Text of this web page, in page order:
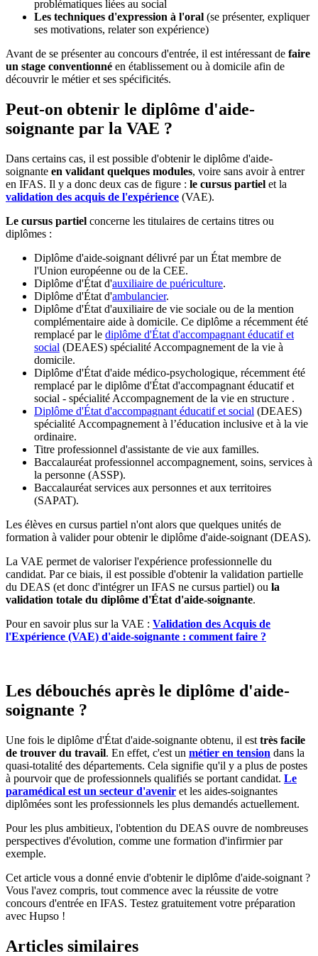
problématiques liées au social
Les techniques d'expression à l'oral (se présenter, expliquer
ses motivations, relater son expérience)
Avant de se présenter au concours d'entrée, il est intéressant de faire
un stage conventionné en établissement ou à domicile afin de
découvrir le métier et ses spécificités.
Peut-on obtenir le diplôme d'aide-
soignante par la VAE ?
Dans certains cas, il est possible d'obtenir le diplôme d'aide-
soignante en validant quelques modules, voire sans avoir à entrer
en IFAS. Il y a donc deux cas de figure : le cursus partiel et la
validation des acquis de l'expérience (VAE).
Le cursus partiel concerne les titulaires de certains titres ou
diplômes :
Diplôme d'aide-soignant délivré par un État membre de
l'Union européenne ou de la CEE.
Diplôme d'État d'auxiliaire de puériculture.
Diplôme d'État d'ambulancier.
Diplôme d'État d'auxiliaire de vie sociale ou de la mention
complémentaire aide à domicile. Ce diplôme a récemment été
remplacé par le diplôme d'État d'accompagnant éducatif et
social (DEAES) spécialité Accompagnement de la vie à
domicile.
Diplôme d'État d'aide médico-psychologique, récemment été
remplacé par le diplôme d'État d'accompagnant éducatif et
social - spécialité Accompagnement de la vie en structure .
Diplôme d'État d'accompagnant éducatif et social (DEAES)
spécialité Accompagnement à l’éducation inclusive et à la vie
ordinaire.
Titre professionnel d'assistante de vie aux familles.
Baccalauréat professionnel accompagnement, soins, services à
la personne (ASSP).
Baccalauréat services aux personnes et aux territoires
(SAPAT).
Les élèves en cursus partiel n'ont alors que quelques unités de
formation à valider pour obtenir le diplôme d'aide-soignant (DEAS).
La VAE permet de valoriser l'expérience professionnelle du
candidat. Par ce biais, il est possible d'obtenir la validation partielle
du DEAS (et donc d'intégrer un IFAS ne cursus partiel) ou la
validation totale du diplôme d'État d'aide-soignante.
Pour en savoir plus sur la VAE : Validation des Acquis de
l'Expérience (VAE) d'aide-soignante : comment faire ?
Les débouchés après le diplôme d'aide-
soignante ?
Une fois le diplôme d'État d'aide-soignante obtenu, il est très facile
de trouver du travail. En effet, c'est un métier en tension dans la
quasi-totalité des départements. Cela signifie qu'il y a plus de postes
à pourvoir que de professionnels qualifiés se portant candidat. Le
paramédical est un secteur d'avenir et les aides-soignantes
diplômées sont les professionnels les plus demandés actuellement.
Pour les plus ambitieux, l'obtention du DEAS ouvre de nombreuses
perspectives d'évolution, comme une formation d'infirmier par
exemple.
Cet article vous a donné envie d'obtenir le diplôme d'aide-soignant ?
Vous l'avez compris, tout commence avec la réussite de votre
concours d'entrée en IFAS. Testez gratuitement votre préparation
avec Hupso !
Articles similaires